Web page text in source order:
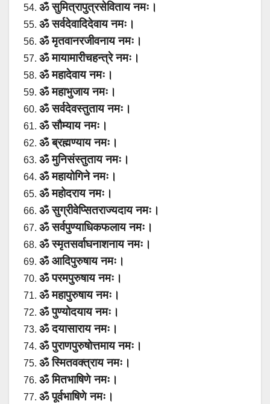
ॐ सुमित्रापुत्रसेविताय नमः।
ॐ सर्वदेवादिदेवाय नमः।
ॐ मृतवानरजीवनाय नमः।
ॐ मायामारीचहन्त्रे नमः।
ॐ महादेवाय नमः।
ॐ महाभुजाय नमः।
ॐ सर्वदेवस्तुताय नमः।
ॐ सौम्याय नमः।
ॐ ब्रह्मण्याय नमः।
ॐ मुनिसंस्तुताय नमः।
ॐ महायोगिने नमः।
ॐ महोदराय नमः।
ॐ सुग्रीवेप्सितराज्यदाय नमः।
ॐ सर्वपुण्याधिकफलाय नमः।
ॐ स्मृतसर्वाघनाशनाय नमः।
ॐ आदिपुरुषाय नमः।
ॐ परमपुरुषाय नमः।
ॐ महापुरुषाय नमः।
ॐ पुण्योदयाय नमः।
ॐ दयासाराय नमः।
ॐ पुराणपुरुषोत्तमाय नमः।
ॐ स्मितवक्त्राय नमः।
ॐ मितभाषिणे नमः।
ॐ पूर्वभाषिणे नमः।